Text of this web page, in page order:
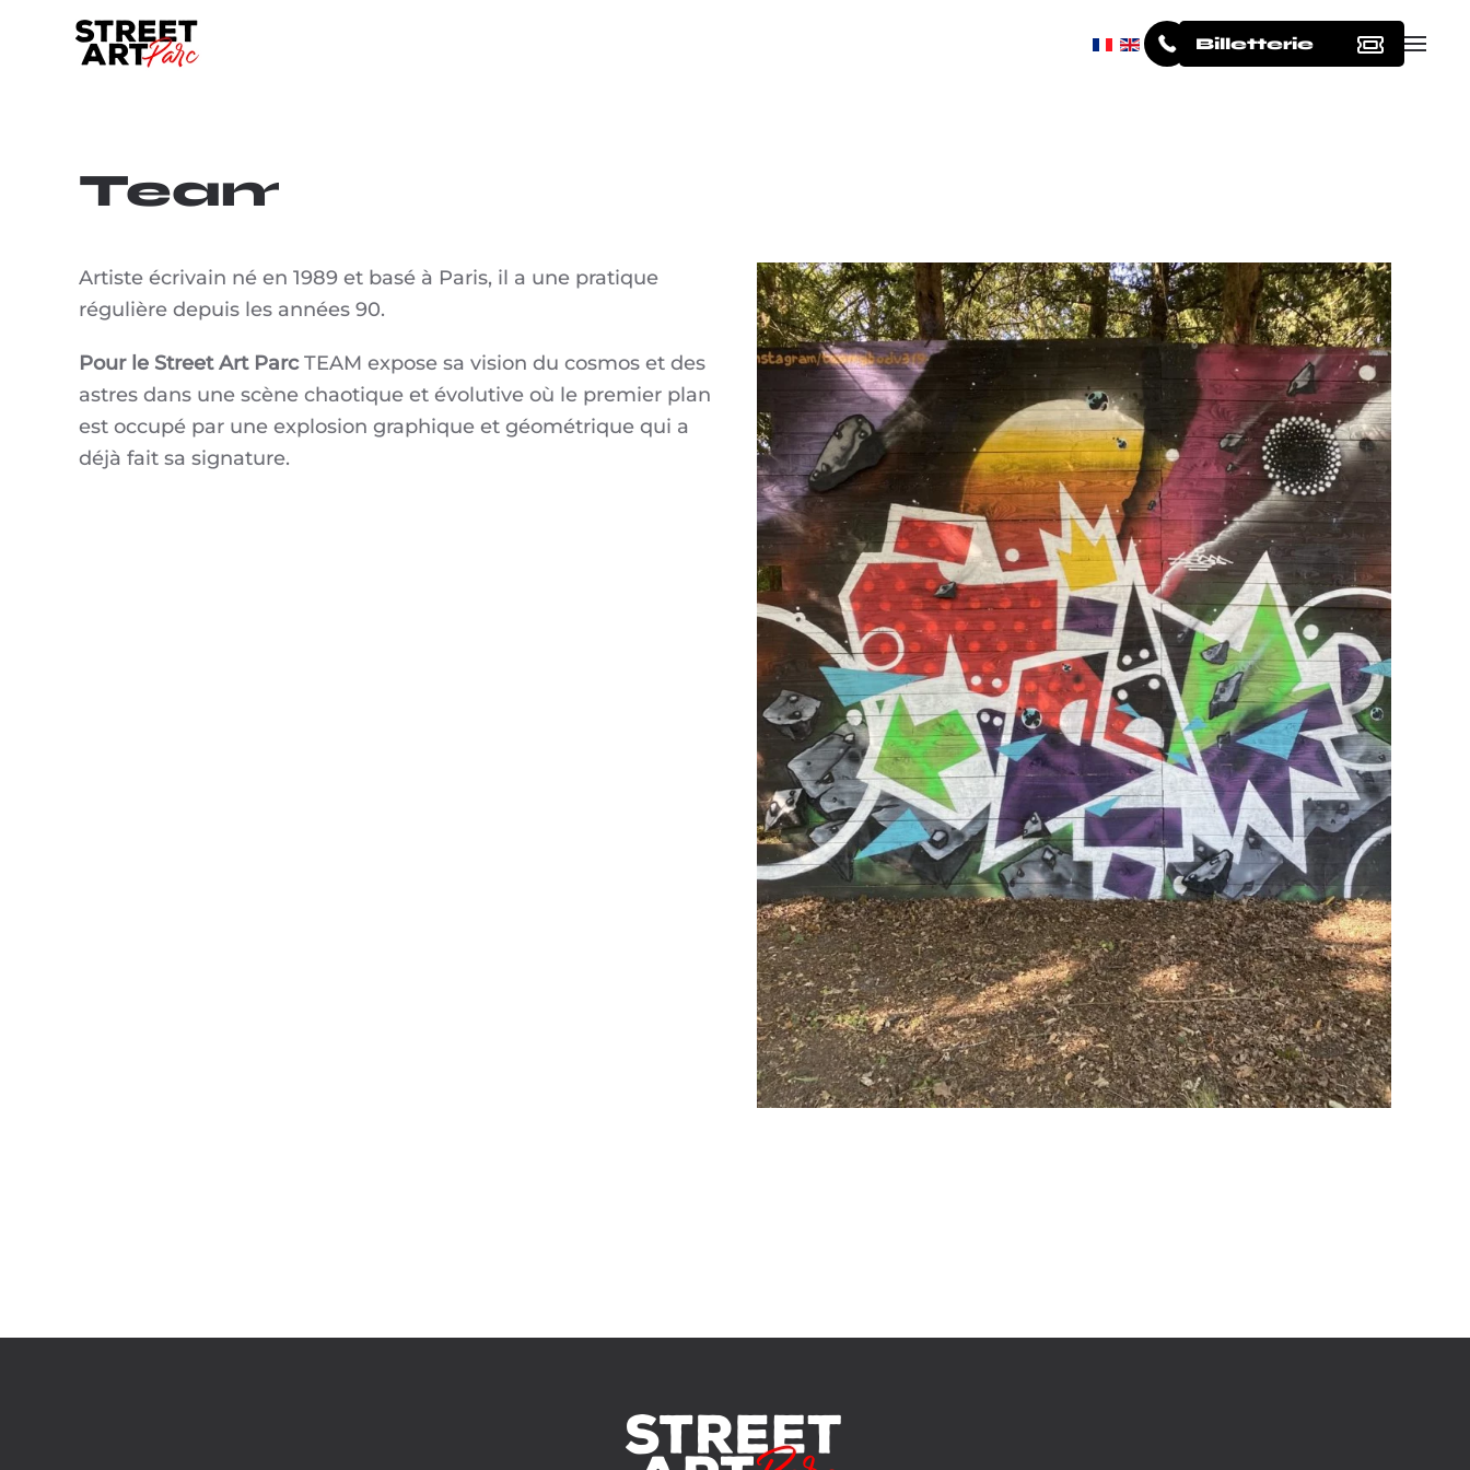
Skip to main content Billetterie
Team
Artiste écrivain né en 1989 et basé à Paris, il a une pratique
régulière depuis les années 90.
Pour le Street Art ParcTEAM expose sa vision du cosmos et des
astres dans une scène chaotique et évolutive où le premier plan
est occupé par une explosion graphique et géométrique qui a
déjà fait sa signature.